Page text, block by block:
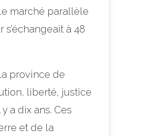
marché parallèle
à 48
province de
liberté, justice
a dix ans. Ces
et de la